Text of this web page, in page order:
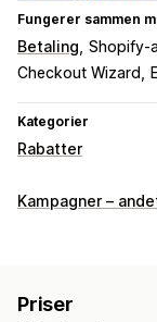
Fungerer sammen
Betaling Shopify-
Checkout Wizard
Kategorier
Rabatter
Rabattyper
Masserabatter
Kampagner –
Priser